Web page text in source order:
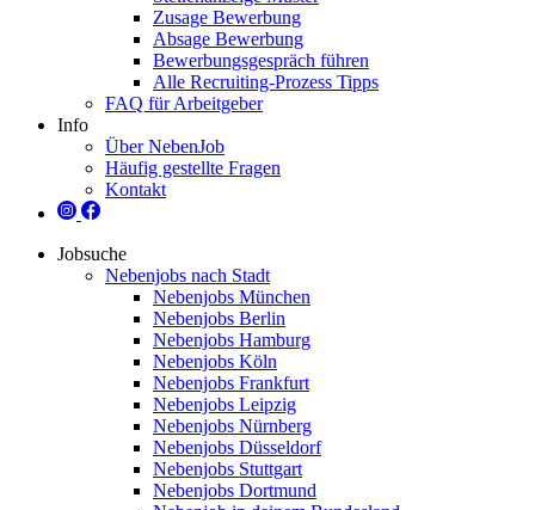
Zusage Bewerbung
Absage Bewerbung
Bewerbungsgespräch führen
Alle Recruiting-Prozess Tipps
FAQ für Arbeitgeber
Info
Über NebenJob
Häufig gestellte Fragen
Kontakt
Jobsuche
Nebenjobs nach Stadt
Nebenjobs München
Nebenjobs Berlin
Nebenjobs Hamburg
Nebenjobs Köln
Nebenjobs Frankfurt
Nebenjobs Leipzig
Nebenjobs Nürnberg
Nebenjobs Düsseldorf
Nebenjobs Stuttgart
Nebenjobs Dortmund